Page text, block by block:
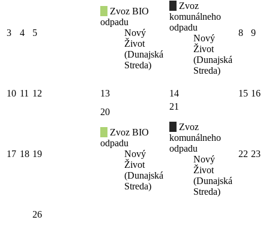
3 4 5
Zvoz BIO
odpadu
Nový
Život
(Dunajská
Streda)
Zvoz
komunálneho
odpadu
Nový
Život
(Dunajská
Streda)
8 9
10 11 12 13 14 15 16
17 18 19
20
Zvoz BIO
odpadu
Nový
Život
(Dunajská
Streda)
21
Zvoz
komunálneho
odpadu
Nový
Život
(Dunajská
Streda)
22 23
26